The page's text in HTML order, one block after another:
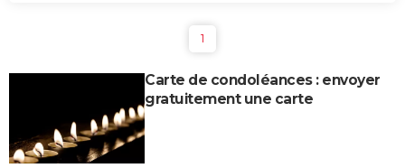
1
Carte de condoléances : envoyer
gratuitement une carte